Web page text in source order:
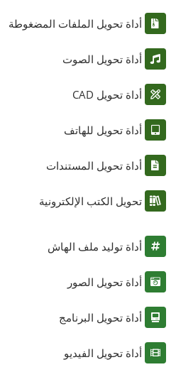
أداة تحويل الملفات المضغوطة
أداة تحويل الصوت
أداة تحويل CAD
أداة تحويل للهاتف
أداة تحويل المستندات
تحويل الكتب الإلكترونية
أداة توليد ملف الهاش
أداة تحويل الصور
أداة تحويل البرنامج
أداة تحويل الفيديو